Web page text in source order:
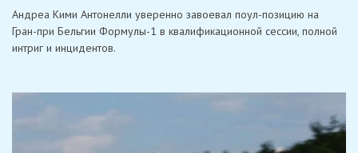
опередил
Ферстаппена
и
завоевал
Андреа Кими Антонелли уверенно завоевал поул-позицию на
Гран-при Бельгии Формулы-1 в квалификационной сессии, полной
интриг и инцидентов.